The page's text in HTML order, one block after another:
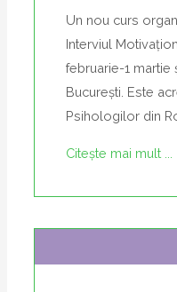
Un nou curs
Interviul
februarie-1 martie
București. Este
Psihologilor din
Citește mai mult ...